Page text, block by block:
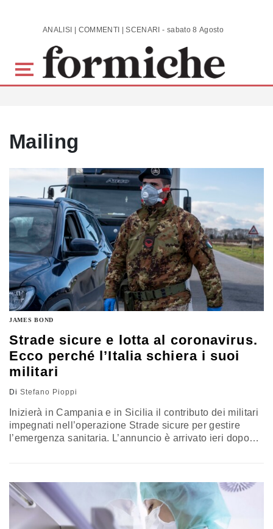
Skip to main content ANALISI | COMMENTI | SCENARI - sabato 8 Agosto 2026
Mailing
JAMES BOND
Strade sicure e lotta al coronavirus.
Ecco perché l’Italia schiera i suoi
militari
Di Stefano Pioppi
Inizierà in Campania e in Sicilia il contributo dei militari
impegnati nell’operazione Strade sicure per gestire
l’emergenza sanitaria. L’annuncio è arrivato ieri dopo
molteplici contributi delle Forze armate contro il Covid-
19. L’OPERAZIONE L’operazione è…